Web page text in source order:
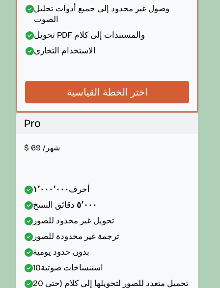
وصول غير محدود إلى جميع أدوات تحليل
الصوت
تحويل PDF والمستندات إلى كلام
الاستخدام التجاري
اختر الخطة القياسية
Pro
$ 69 /شهر
١٬٠٠٠٬٠٠٠أحرف
٥٬٠٠٠ دقائق النسخ
تحويل غير محدود للصور
ترجمة غير محدودة للصور
بدون حدود يومية
10استنساخات صوتية
تحميل متعدد للصور لتحويلها إلى كلام (حتى 20